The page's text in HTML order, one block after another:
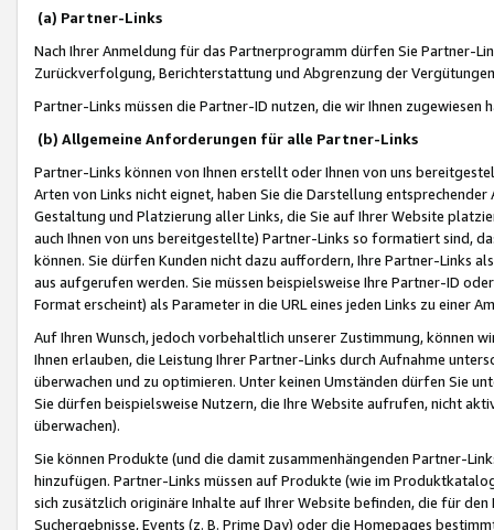
(a) Partner-Links
Nach Ihrer Anmeldung für das Partnerprogramm dürfen Sie Partner-
Zurückverfolgung, Berichterstattung und Abgrenzung der
Partner-Links müssen die Partner-ID nutzen, die wir Ihnen zugewiesen
(b) Allgemeine Anforderungen für alle Partner-Links
Partner-Links können von Ihnen erstellt oder Ihnen von uns
Arten von Links nicht eignet, haben Sie die Darstellung
Gestaltung und Platzierung aller Links, die Sie auf Ihrer Website
auch Ihnen von uns bereitgestellte) Partner-Links so formatiert sind,
können. Sie dürfen Kunden nicht dazu auffordern, Ihre Partner-Links
aus aufgerufen werden. Sie müssen beispielsweise Ihre Partner-ID
Format erscheint) als Parameter in die URL eines jeden Links zu einer
Auf Ihren Wunsch, jedoch vorbehaltlich unserer Zustimmung, können
Ihnen erlauben, die Leistung Ihrer Partner-Links durch Aufnahme
überwachen und zu optimieren. Unter keinen Umständen dürfen Sie
Sie dürfen beispielsweise Nutzern, die Ihre Website aufrufen, nicht
überwachen).
Sie können Produkte (und die damit zusammenhängenden Partner-
hinzufügen. Partner-Links müssen auf Produkte (wie im
sich zusätzlich originäre Inhalte auf Ihrer Website befinden, die für
Suchergebnisse, Events (z. B. Prime Day) oder die Homepages